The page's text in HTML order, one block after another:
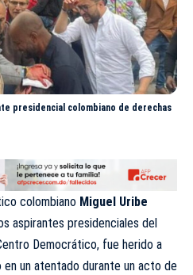
presidencial colombiano de derechas
colombiano Miguel Uribe
aspirantes presidenciales del
Democrático, fue herido a
en un atentado durante un acto de